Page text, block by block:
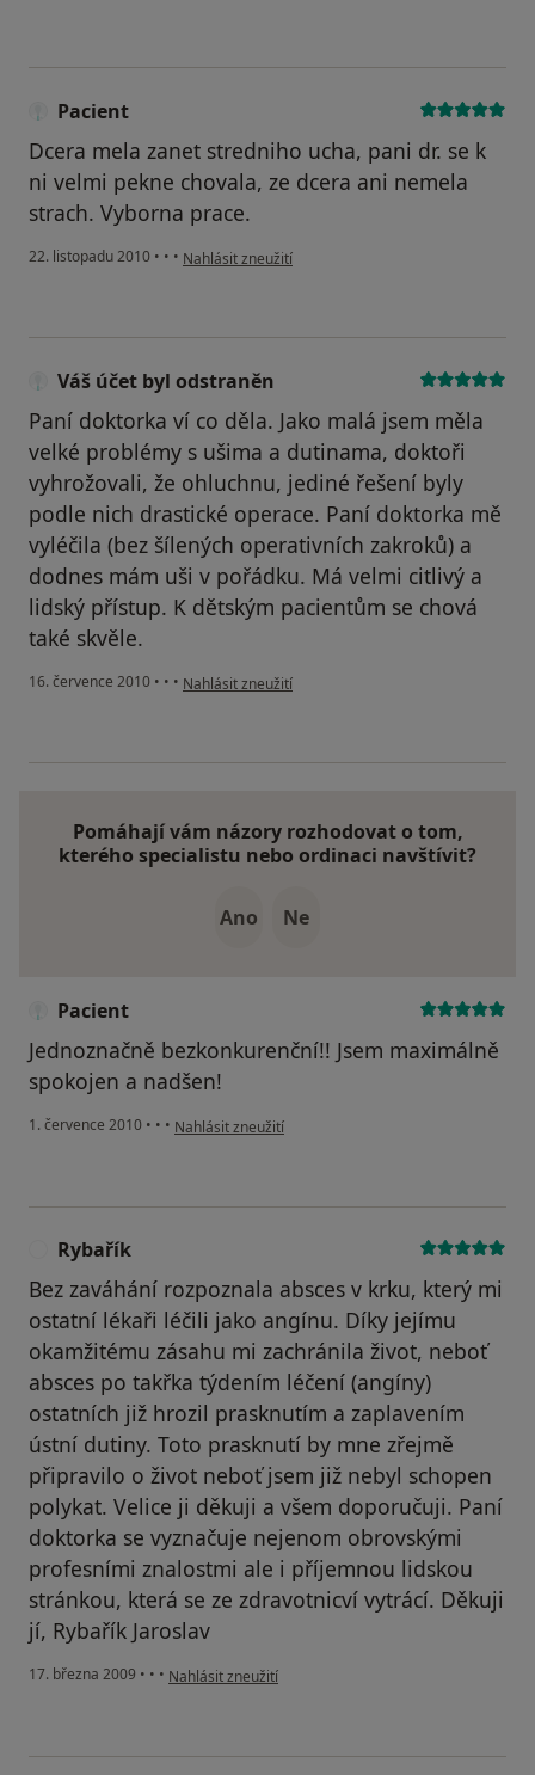
Pacient
Dcera mela zanet stredniho ucha, pani dr. se k
ni velmi pekne chovala, ze dcera ani nemela
strach. Vyborna prace.
22. listopadu 2010 • • • podle názoru uživatele Pacient
Nahlásit zneužití
Váš účet byl odstraněn
Paní doktorka ví co děla. Jako malá jsem měla
velké problémy s ušima a dutinama, doktoři
vyhrožovali, že ohluchnu, jediné řešení byly
podle nich drastické operace. Paní doktorka mě
vyléčila (bez šílených operativních zakroků) a
dodnes mám uši v pořádku. Má velmi citlivý a
lidský přístup. K dětským pacientům se chová
také skvěle.
16. července 2010 • • • podle názoru uživatele Váš účet byl odstraněn
Nahlásit zneužití
Pomáhají vám názory rozhodovat o tom,
kterého specialistu nebo ordinaci navštívit?
Ano Ne
Pacient
Jednoznačně bezkonkurenční!! Jsem maximálně
spokojen a nadšen!
1. července 2010 • • • podle názoru uživatele Pacient
Nahlásit zneužití
Rybařík
Bez zaváhání rozpoznala absces v krku, který mi
ostatní lékaři léčili jako angínu. Díky jejímu
okamžitému zásahu mi zachránila život, neboť
absces po takřka týdením léčení (angíny)
ostatních již hrozil prasknutím a zaplavením
ústní dutiny. Toto prasknutí by mne zřejmě
připravilo o život neboť jsem již nebyl schopen
polykat. Velice ji děkuji a všem doporučuji. Paní
doktorka se vyznačuje nejenom obrovskými
profesními znalostmi ale i příjemnou lidskou
stránkou, která se ze zdravotnicví vytrácí. Děkuji
jí, Rybařík Jaroslav
17. března 2009 • • • podle názoru uživatele Rybařík
Nahlásit zneužití